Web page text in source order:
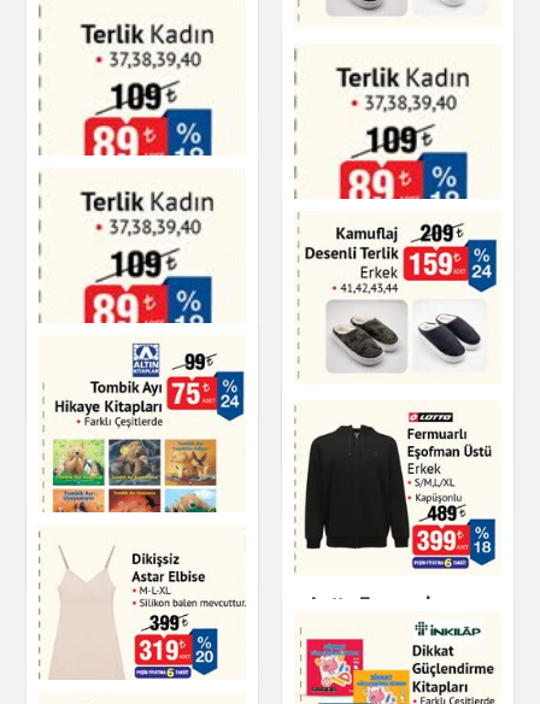
Terlik Erkek
Ayakkabı
Terlik Erkek
Ayakkabı
Terlik Kadın
Ayakkabı
Ayakkabı
Terlik Kadın
Ayakkabı
Kamuflaj Desenli
Erkek Terlik
Ayakkabı
Tombik Ayı Hikaye
Kitapları
Kitap & Dergi
Lotto Fermuarlı
Eşofman Üstü Erkek
Kapüşonlu
Giyim